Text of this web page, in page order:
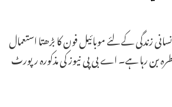
زندگی کے لئے موبائیل فون کا بڑھتا استعمال
بن رہا ہے۔ اے بی پی نیوز کی مذکورہ رپورٹ